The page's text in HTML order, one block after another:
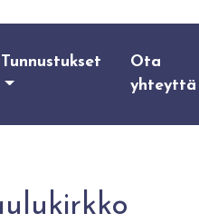
Tunnustukset
Ota
yhteyttä